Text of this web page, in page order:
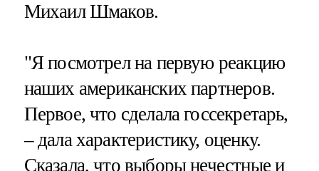
Михаил Шмаков.
"Я посмотрел на первую реакцию
наших американских партнеров.
Первое, что сделала госсекретарь,
– дала характеристику, оценку.
Сказала, что выборы нечестные и